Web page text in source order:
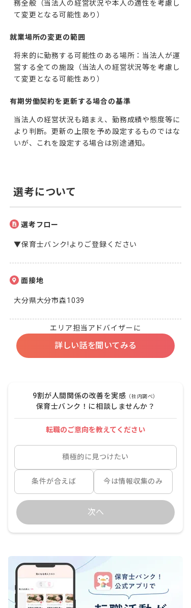
務全般（当法人の経営状況や本人の適性を考慮し
て変更となる可能性あり）
就業場所の変更の範囲
将来的に勤務する可能性のある場所：当法人が運
営する全ての施設（当法人の経営状況等を考慮し
て変更となる可能性あり）
有期労働契約を更新する場合の基準
当法人の経営状況も踏まえ、勤務成績や態度等に
より判断。更新の上限を予め設定するものではな
いが、これを設定する場合は別途通知。
選考について
選考フロー
▼保育士バンク!よりご登録ください
面接地
大分県大分市森1039
エリア担当アドバイザーに
詳しい話を聞いてみる
9割が人間関係の改善を実感 （社内調べ）
保育士バンク！に相談しませんか？
転職のご意向を教えてください
積極的に見つけたい
条件が合えば 今は情報収集のみ
次へ